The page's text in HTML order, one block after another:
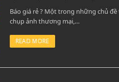
Báo giá rẻ ? Một trong những chủ
chụp ảnh thương mại,…
READ MORE